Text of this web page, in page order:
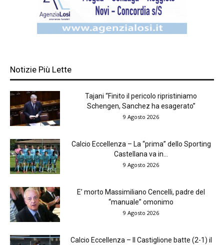
Notizie Più Lette
Tajani “Finito il pericolo ripristiniamo
Schengen, Sanchez ha esagerato”
9 Agosto 2026
Calcio Eccellenza – La “prima” dello Sporting
Castellana va in...
9 Agosto 2026
E’ morto Massimiliano Cencelli, padre del
“manuale” omonimo
9 Agosto 2026
Calcio Eccellenza – Il Castiglione batte (2-1) il